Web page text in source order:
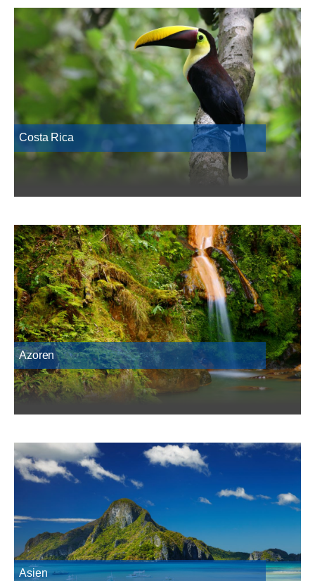
Costa Rica
Azoren
Asien